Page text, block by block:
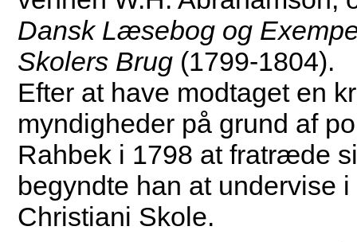
Dansk Læsebog og
Skolers Brug (1799-1804).
Efter at have modtaget en
myndigheder på grund af
Rahbek i 1798 at fratræde
begyndte han at undervise
Christiani Skole.